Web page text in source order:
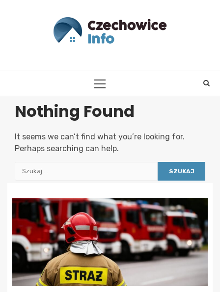
PRIMARY
Nothing Found
It seems we can’t find what you’re looking for.
Perhaps searching can help.
Szukaj: